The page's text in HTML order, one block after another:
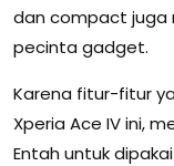
dan compact juga
pecinta gadget.
Karena fitur-fitur
Xperia Ace IV ini,
Entah untuk